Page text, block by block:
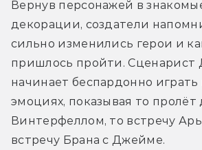
Вернув персонажей в
декорации, создатели
сильно изменились герои и
пришлось пройти. Сценарист
начинает беспардонно играть
эмоциях, показывая то пролёт
Винтерфеллом, то встречу
встречу Брана с Джейме.